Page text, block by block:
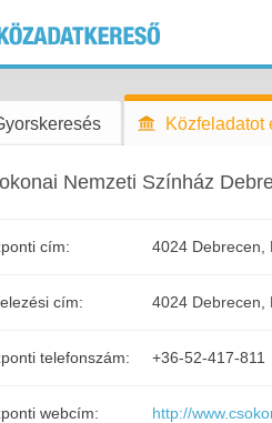
Közfeladatot
Nemzeti Színház
cím: 4024 Debrecen,
cím: 4024 Debrecen,
telefonszám: +36-52-417-811
webcím: http://